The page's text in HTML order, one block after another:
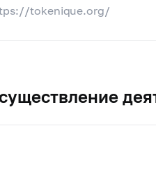
tokenique.org/